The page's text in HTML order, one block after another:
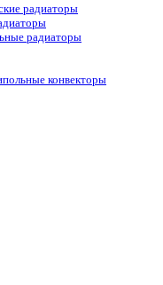
радиаторы
радиаторы
конвекторы